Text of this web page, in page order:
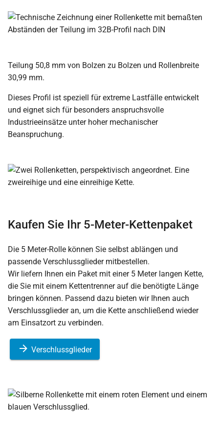
Teilung 50,8 mm von Bolzen zu Bolzen und Rollenbreite
30,99 mm.
Dieses Profil ist speziell für extreme Lastfälle entwickelt
und eignet sich für besonders anspruchsvolle
Industrieeinsätze unter hoher mechanischer
Beanspruchung.
Kaufen Sie Ihr 5-Meter-Kettenpaket
Die 5 Meter-Rolle können Sie selbst ablängen und
passende Verschlussglieder mitbestellen.
Wir liefern Ihnen ein Paket mit einer 5 Meter langen Kette,
die Sie mit einem Kettentrenner auf die benötigte Länge
bringen können. Passend dazu bieten wir Ihnen auch
Verschlussglieder an, um die Kette anschließend wieder
am Einsatzort zu verbinden.
Verschlussglieder